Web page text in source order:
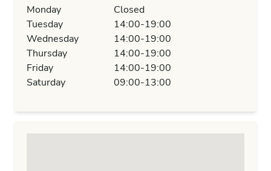
Monday
Closed
Tuesday
14:00-19:00
Wednesday
14:00-19:00
Thursday
14:00-19:00
Friday
14:00-19:00
Saturday
09:00-13:00